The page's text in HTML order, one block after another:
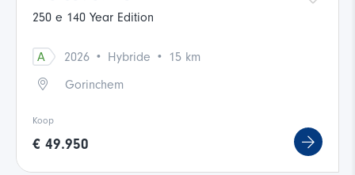
250 e 140 Year Edition
A 2026 · Hybride ·
15 km
Gorinchem
Koop
€ 49.950